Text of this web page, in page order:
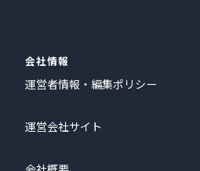
会社情報
運営者情報・編集ポリシー
運営会社サイト